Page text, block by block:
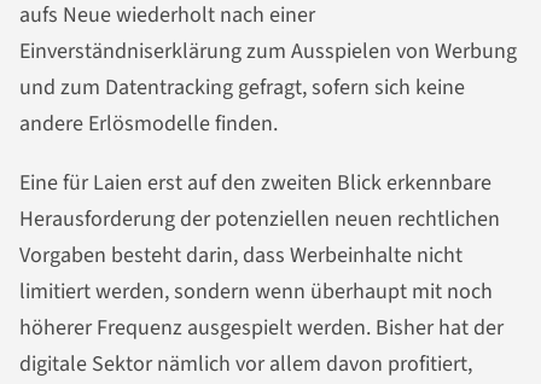
aufs Neue wiederholt nach einer
Einverständniserklärung zum Ausspielen von Werbung
und zum Datentracking gefragt, sofern sich keine
andere Erlösmodelle finden.
Eine für Laien erst auf den zweiten Blick erkennbare
Herausforderung der potenziellen neuen rechtlichen
Vorgaben besteht darin, dass Werbeinhalte nicht
limitiert werden, sondern wenn überhaupt mit noch
höherer Frequenz ausgespielt werden. Bisher hat der
digitale Sektor nämlich vor allem davon profitiert,